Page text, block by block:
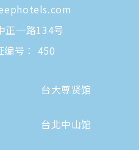
正一路134号
编号： 450
台大尊贤馆
台北中山馆